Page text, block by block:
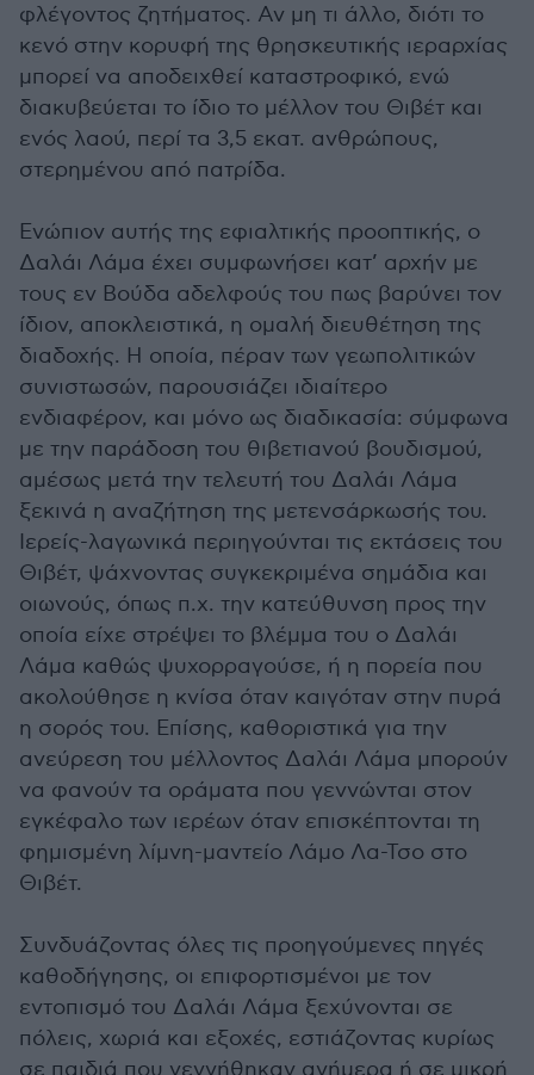
φλέγοντος ζητήματος. Αν μη τι άλλο, διότι το
κενό στην κορυφή της θρησκευτικής ιεραρχίας
μπορεί να αποδειχθεί καταστροφικό, ενώ
διακυβεύεται το ίδιο το μέλλον του Θιβέτ και
ενός λαού, περί τα 3,5 εκατ. ανθρώπους,
στερημένου από πατρίδα.
Ενώπιον αυτής της εφιαλτικής προοπτικής, ο
Δαλάι Λάμα έχει συμφωνήσει κατ’ αρχήν με
τους εν Βούδα αδελφούς του πως βαρύνει τον
ίδιον, αποκλειστικά, η ομαλή διευθέτηση της
διαδοχής. Η οποία, πέραν των γεωπολιτικών
συνιστωσών, παρουσιάζει ιδιαίτερο
ενδιαφέρον, και μόνο ως διαδικασία: σύμφωνα
με την παράδοση του θιβετιανού βουδισμού,
αμέσως μετά την τελευτή του Δαλάι Λάμα
ξεκινά η αναζήτηση της μετενσάρκωσής του.
Ιερείς-λαγωνικά περιηγούνται τις εκτάσεις του
Θιβέτ, ψάχνοντας συγκεκριμένα σημάδια και
οιωνούς, όπως π.χ. την κατεύθυνση προς την
οποία είχε στρέψει το βλέμμα του ο Δαλάι
Λάμα καθώς ψυχορραγούσε, ή η πορεία που
ακολούθησε η κνίσα όταν καιγόταν στην πυρά
η σορός του. Επίσης, καθοριστικά για την
ανεύρεση του μέλλοντος Δαλάι Λάμα μπορούν
να φανούν τα οράματα που γεννώνται στον
εγκέφαλο των ιερέων όταν επισκέπτονται τη
φημισμένη λίμνη-μαντείο Λάμο Λα-Τσο στο
Θιβέτ.
Συνδυάζοντας όλες τις προηγούμενες πηγές
καθοδήγησης, οι επιφορτισμένοι με τον
εντοπισμό του Δαλάι Λάμα ξεχύνονται σε
πόλεις, χωριά και εξοχές, εστιάζοντας κυρίως
σε παιδιά που γεννήθηκαν ανήμερα ή σε μικρή